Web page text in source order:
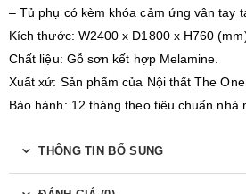
– Tủ phụ có kèm khóa cảm ứng vân tay
Kích thước: W2400 x D1800 x H760
Chất liệu: Gỗ sơn kết hợp Melamine.
Xuất xứ: Sản phẩm của Nội thất The
Bảo hành: 12 tháng theo tiêu chuẩn nhà
THÔNG TIN BỔ SUNG